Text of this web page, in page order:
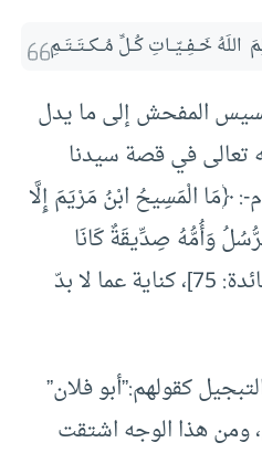
خَــفِــيّــاتِ كُــلِّ مُــكــتَــتَــمِ
المفحش إلى ما يدل
تعالى في قصة سيدنا
: ﴿مَا الْمَسِيحُ ابْنُ مَرْيَمَ إِلَّا
وَأُمُّهُ صِدِّيقَةٌ كَانَا
يَأْكُلَانِ الطَّعَامَ﴾ [سورة المائدة: 75]، كناية عما لا بدّ
كقولهم:”أبو فلان”
ومن هذا الوجه اشتقت